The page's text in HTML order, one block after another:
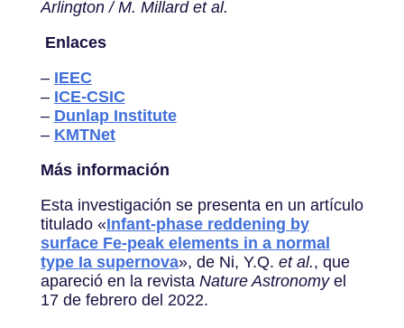
Arlington / M. Millard et al.
Enlaces
– IEEC
– ICE-CSIC
– Dunlap Institute
– KMTNet
Más información
Esta investigación se presenta en un artículo
titulado «Infant-phase reddening by
surface Fe-peak elements in a normal
type Ia supernova», de Ni, Y.Q. et al., que
apareció en la revista Nature Astronomyel
17 de febrero del 2022.